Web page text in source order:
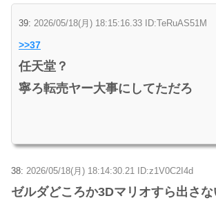
39: 2026/05/18(月) 18:15:16.33 ID:TeRuAS51M
>>37
任天堂？
寧ろ転売ヤー大事にしてただろ
38: 2026/05/18(月) 18:14:30.21 ID:z1V0C2I4d
ゼルダどころか3Dマリオすら出さ